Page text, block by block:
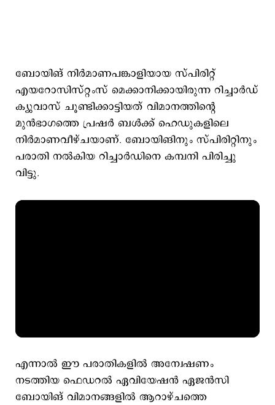
ബോയിങ് നിര്‍മാണപങ്കാളിയായ സ്പിരിറ്റ്
എയറോസിസ്റ്റംസ് മെക്കാനിക്കായിരുന്ന റിച്ചാര്‍ഡ്
ക്യുവാസ് ചൂണ്ടിക്കാട്ടിയത് വിമാനത്തിന്റെ
മുന്‍ഭാഗത്തെ പ്രഷര്‍ ബള്‍ക്ക് ഹെഡുകളിലെ
നിര്‍മാണവീഴ്ചയാണ്. ബോയിങിനും സ്പിരിറ്റിനും
പരാതി നല്‍കിയ റിച്ചാര്‍ഡിനെ കമ്പനി പിരിച്ചു
വിട്ടു.
എന്നാല്‍ ഈ പരാതികളില്‍ അന്വേഷണം
നടത്തിയ ഫെഡറല്‍ ഏവിയേഷന്‍ ഏജന്‍സി
ബോയിങ് വിമാനങ്ങളില്‍ ആറാഴ്ചത്തെ